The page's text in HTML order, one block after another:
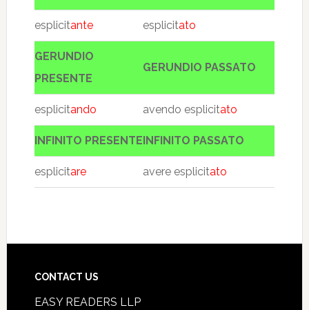
esplicitante esplicitato
GERUNDIO
PRESENTE
GERUNDIO PASSATO
esplicitando avendo esplicitato
INFINITO PRESENTEINFINITO PASSATO
esplicitare avere esplicitato
CONTACT US
EASY READERS LLP